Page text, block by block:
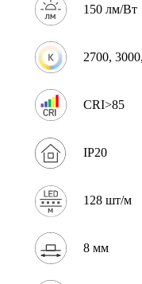
150 лм/Вт
2700,
CRI>85
IP20
128 шт/м
8 мм